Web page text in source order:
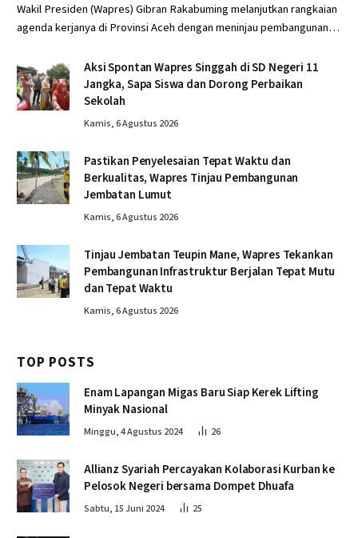
Wakil Presiden (Wapres) Gibran Rakabuming melanjutkan rangkaian
agenda kerjanya di Provinsi Aceh dengan meninjau pembangunan…
Aksi Spontan Wapres Singgah di SD Negeri 11
Jangka, Sapa Siswa dan Dorong Perbaikan
Sekolah
Kamis, 6 Agustus 2026
Pastikan Penyelesaian Tepat Waktu dan
Berkualitas, Wapres Tinjau Pembangunan
Jembatan Lumut
Kamis, 6 Agustus 2026
Tinjau Jembatan Teupin Mane, Wapres Tekankan
Pembangunan Infrastruktur Berjalan Tepat Mutu
dan Tepat Waktu
Kamis, 6 Agustus 2026
TOP POSTS
Enam Lapangan Migas Baru Siap Kerek Lifting
Minyak Nasional
Minggu, 4 Agustus 2024 26
Allianz Syariah Percayakan Kolaborasi Kurban ke
Pelosok Negeri bersama Dompet Dhuafa
Sabtu, 15 Juni 2024 25